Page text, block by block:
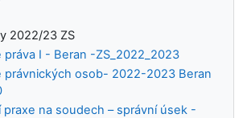
2022/23 ZS
práva I - Beran -ZS_2022_2023
právnických osob- 2022-2023 Beran
praxe na soudech – správní úsek -